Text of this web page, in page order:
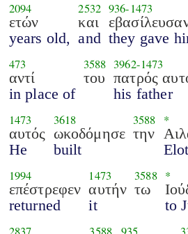
2094
ετών
years old,
2532
και
and
936-1473
they gave
473
αντί
in place of
3588
του
3962-1473
πατρός
his father
1473
αυτός
He
3618
ωκοδόμησε
built
3588
την
*
1994
επέστρεφεν
returned
1473
αυτήν
it
3588
τω
*
to